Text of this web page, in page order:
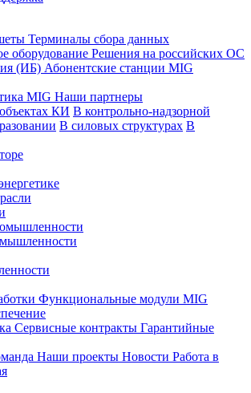
Терминалы сбора данных
оборудование Решения на российских ОС
(ИБ) Абонентские станции MIG
MIG Наши партнеры
КИ В контрольно-надзорной
В силовых структурах В
Функциональные модули MIG
Сервисные контракты Гарантийные
Наши проекты Новости Работа в